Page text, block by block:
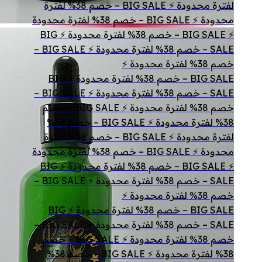
لفترة محدودة ⚡ BIG SALE – خصم 38% لفترة
محدودة ⚡ BIG SALE – خصم 38% لفترة محدودة
⚡ BIG SALE – خصم 38% لفترة محدودة ⚡ BIG
SALE – خصم 38% لفترة محدودة ⚡ BIG SALE –
خصم 38% لفترة محدودة ⚡
BIG SALE – خصم 38% لفترة محدودة ⚡ BIG
SALE – خصم 38% لفترة محدودة ⚡ BIG SALE –
خصم 38% لفترة محدودة ⚡ BIG SALE – خصم
38% لفترة محدودة ⚡ BIG SALE – خصم 38%
لفترة محدودة ⚡ BIG SALE – خصم 38% لفترة
محدودة ⚡ BIG SALE – خصم 38% لفترة محدودة
⚡ BIG SALE – خصم 38% لفترة محدودة ⚡ BIG
SALE – خصم 38% لفترة محدودة ⚡ BIG SALE –
خصم 38% لفترة محدودة ⚡
BIG SALE – خصم 38% لفترة محدودة ⚡ BIG
SALE – خصم 38% لفترة محدودة ⚡ BIG SALE –
خصم 38% لفترة محدودة ⚡ BIG SALE – خصم
38% لفترة محدودة ⚡ BIG SALE – خصم 38%